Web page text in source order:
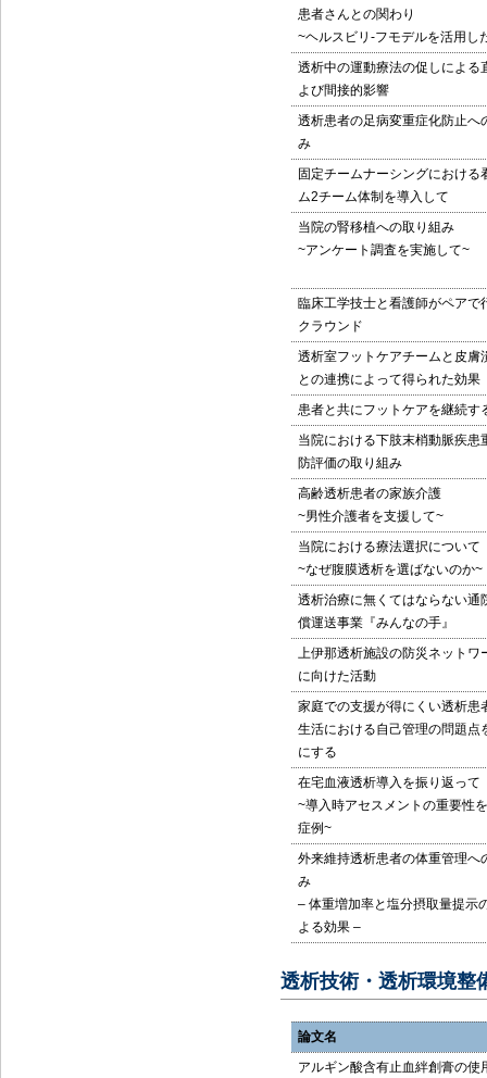
患者さんとの関わり
~ヘルスビリ-フモデルを活用し
透析中の運動療法の促しによる
よび間接的影響
透析患者の足病変重症化防止へ
み
固定チームナーシングにおける
ム2チーム体制を導入して
当院の腎移植への取り組み
~アンケート調査を実施して~
臨床工学技士と看護師がペアで
クラウンド
透析室フットケアチームと皮膚
との連携によって得られた効果
患者と共にフットケアを継続す
当院における下肢末梢動脈疾患
防評価の取り組み
高齢透析患者の家族介護
~男性介護者を支援して~
当院における療法選択について
~なぜ腹膜透析を選ばないのか~
透析治療に無くてはならない通
償運送事業『みんなの手』
上伊那透析施設の防災ネットワ
に向けた活動
家庭での支援が得にくい透析患
生活における自己管理の問題点
にする
在宅血液透析導入を振り返って
~導入時アセスメントの重要性
症例~
外来維持透析患者の体重管理へ
み
– 体重増加率と塩分摂取量提示
よる効果 –
透析技術・透析環境整
論文名
アルギン酸含有止血絆創膏の使